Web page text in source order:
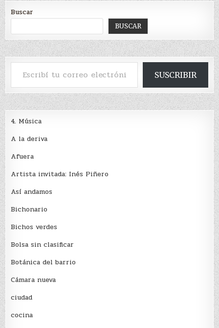
Buscar
BUSCAR
Escribí tu correo electrónico…
SUSCRIBIR
4. Música
A la deriva
Afuera
Artista invitada: Inés Piñero
Así andamos
Bichonario
Bichos verdes
Bolsa sin clasificar
Botánica del barrio
Cámara nueva
ciudad
cocina